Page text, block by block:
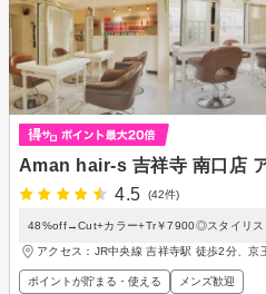
Aman hair-s 吉祥寺 南口店
4.5
(42件)
48%off→Cut+カラー+Tr￥7900◎スタイリス
アクセス：JR中央線 吉祥寺駅 徒歩2分、京
ポイントが貯まる・使える メンズ歓迎